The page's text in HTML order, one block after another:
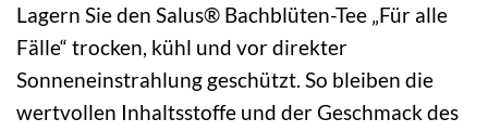
Lagern Sie den Salus® Bachblüten-Tee „Für alle
Fälle“ trocken, kühl und vor direkter
Sonneneinstrahlung geschützt. So bleiben die
wertvollen Inhaltsstoffe und der Geschmack des